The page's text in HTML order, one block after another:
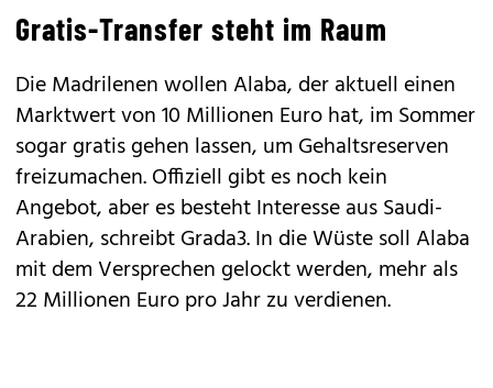
Gratis-Transfer steht im Raum
Die Madrilenen wollen Alaba, der aktuell einen
Marktwert von 10 Millionen Euro hat, im Sommer
sogar gratis gehen lassen, um Gehaltsreserven
freizumachen. Offiziell gibt es noch kein
Angebot, aber es besteht Interesse aus Saudi-
Arabien, schreibt Grada3. In die Wüste soll Alaba
mit dem Versprechen gelockt werden, mehr als
22 Millionen Euro pro Jahr zu verdienen.